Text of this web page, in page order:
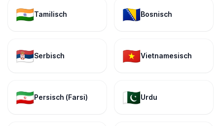
🇮🇳Tamilisch 🇧🇦Bosnisch
🇷🇸Serbisch 🇻🇳Vietnamesisch
🇮🇷Persisch (Farsi) 🇵🇰Urdu